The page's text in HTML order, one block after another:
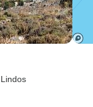
, Lindos